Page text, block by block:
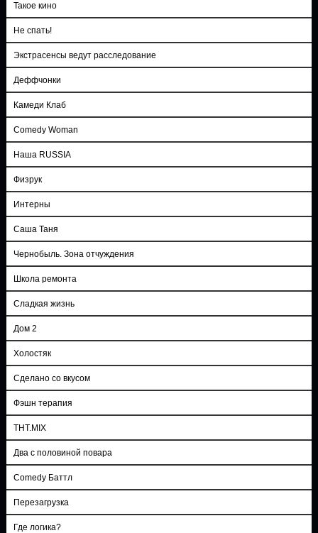
Такое кино
Не спать!
Экстрасенсы ведут расследование
Деффчонки
Камеди Клаб
Comedy Woman
Наша RUSSIA
Физрук
Интерны
Саша Таня
Чернобыль. Зона отчуждения
Школа ремонта
Сладкая жизнь
Дом 2
Холостяк
Сделано со вкусом
Фэшн терапия
ТНТ.MIX
Два с половиной повара
Comedy Баттл
Перезагрузка
Где логика?